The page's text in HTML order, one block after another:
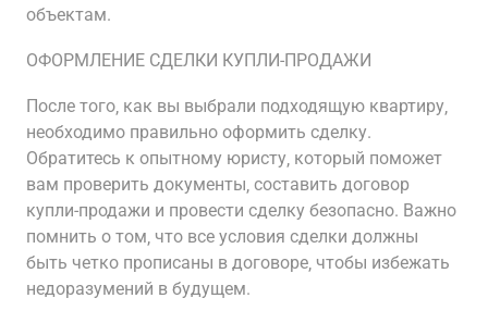
объектам.
ОФОРМЛЕНИЕ СДЕЛКИ КУПЛИ-ПРОДАЖИ
После того‚ как вы выбрали подходящую квартиру‚
необходимо правильно оформить сделку.
Обратитесь к опытному юристу‚ который поможет
вам проверить документы‚ составить договор
купли-продажи и провести сделку безопасно. Важно
помнить о том‚ что все условия сделки должны
быть четко прописаны в договоре‚ чтобы избежать
недоразумений в будущем.